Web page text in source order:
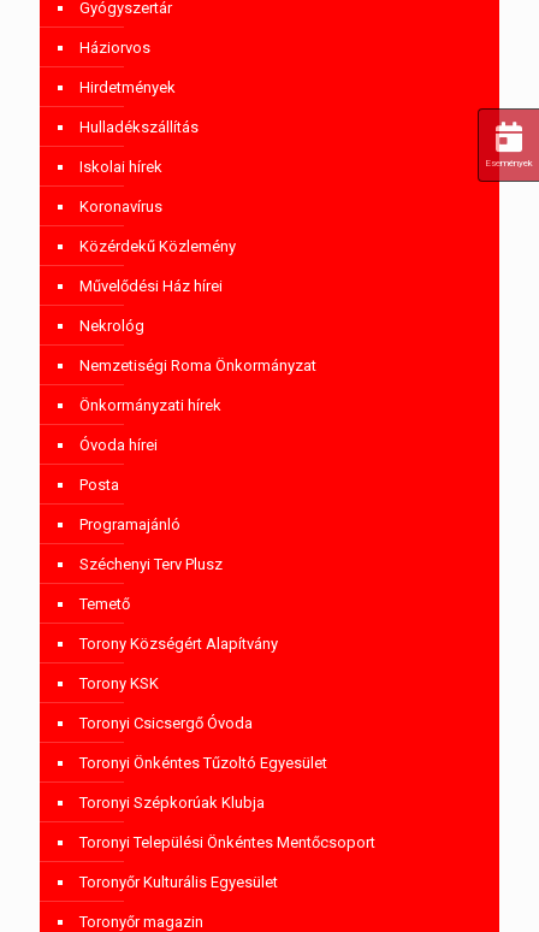
Gyógyszertár
Háziorvos
Hirdetmények
Hulladékszállítás
Iskolai hírek
Koronavírus
Közérdekű Közlemény
Művelődési Ház hírei
Nekrológ
Nemzetiségi Roma Önkormányzat
Önkormányzati hírek
Óvoda hírei
Posta
Programajánló
Széchenyi Terv Plusz
Temető
Torony Községért Alapítvány
Torony KSK
Toronyi Csicsergő Óvoda
Toronyi Önkéntes Tűzoltó Egyesület
Toronyi Szépkorúak Klubja
Toronyi Települési Önkéntes Mentőcsoport
Toronyőr Kulturális Egyesület
Toronyőr magazin
Események